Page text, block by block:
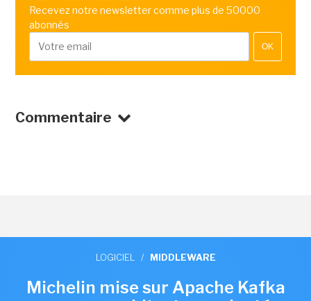
Recevez notre newsletter comme plus de 50000
abonnés
OK
Commentaire
LOGICIEL / MIDDLEWARE
Michelin mise sur Apache Kafka